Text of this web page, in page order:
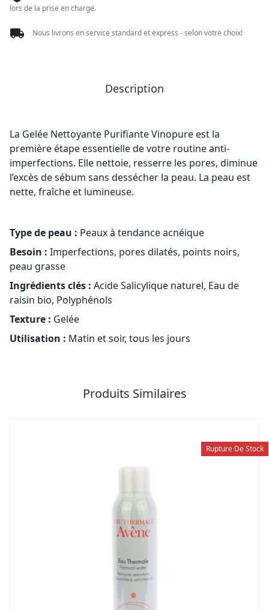
lors de la prise en charge.
Nous livrons en service standard et express - selon votre choix!
Description
La Gelée Nettoyante Purifiante Vinopure est la
première étape essentielle de votre routine anti-
imperfections. Elle nettoie, resserre les pores, diminue
l’excès de sébum sans dessécher la peau. La peau est
nette, fraîche et lumineuse.
Type de peau : Peaux à tendance acnéique
Besoin : Imperfections, pores dilatés, points noirs,
peau grasse
Ingrédients clés : Acide Salicylique naturel, Eau de
raisin bio, Polyphénols
Texture : Gelée
Utilisation : Matin et soir, tous les jours
Produits Similaires
Rupture De Stock